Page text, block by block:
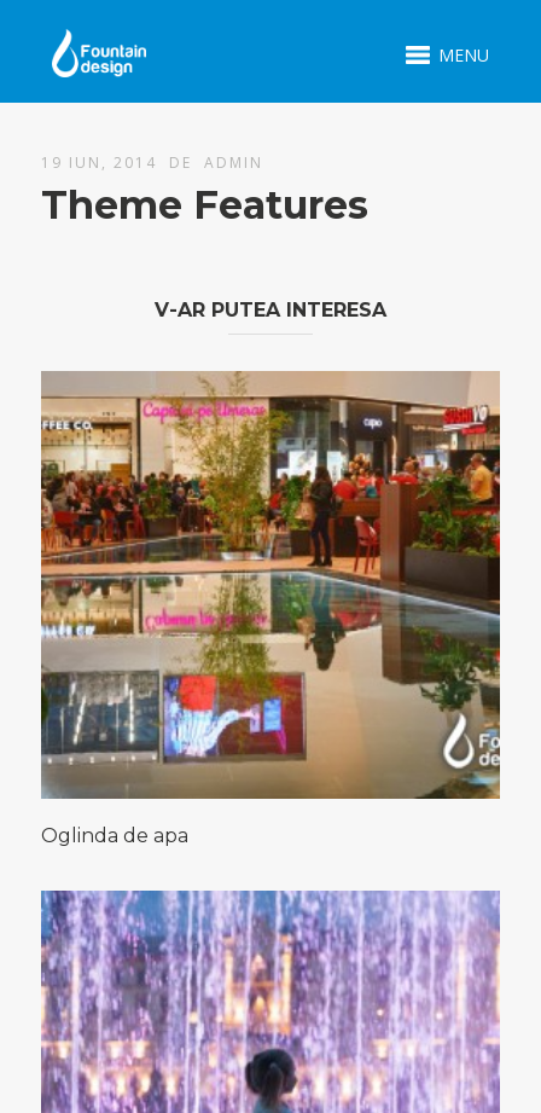
MENU
19 IUN, 2014 DE ADMIN
Theme Features
V-AR PUTEA INTERESA
Oglinda de apa